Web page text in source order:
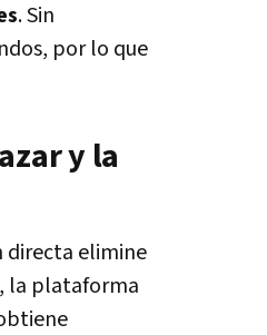
. Sin
por lo que
y la
directa elimine
la plataforma